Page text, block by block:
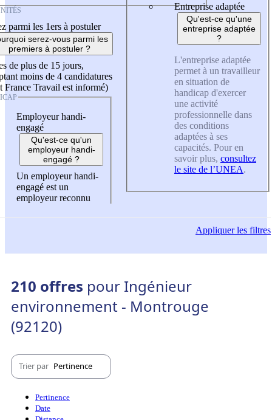
parmi les 1ers à postuler
serez-vous parmi les
premiers à postuler ?
de plus de 15 jours,
moins de 4 candidatures
France Travail est informé)
Employeur handi-
engagé
Qu'est-ce qu'un
employeur handi-
engagé ?
Un employeur handi-
engagé est un
employeur reconnu
Entreprise adaptée
Qu'est-ce qu'une
entreprise adaptée
?
L'entreprise adaptée
permet à un travailleur
en situation de
handicap d'exercer
une activité
professionnelle dans
des conditions
adaptées à ses
capacités. Pour en
savoir plus, consultez
le site de l’UNEA.
Appliquerles filtres
210 offres pour Ingénieur
environnement - Montrouge
(92120)
Trier par Pertinence
Pertinence
Date